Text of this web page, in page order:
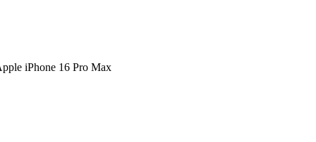
iPhone 16 Pro Max